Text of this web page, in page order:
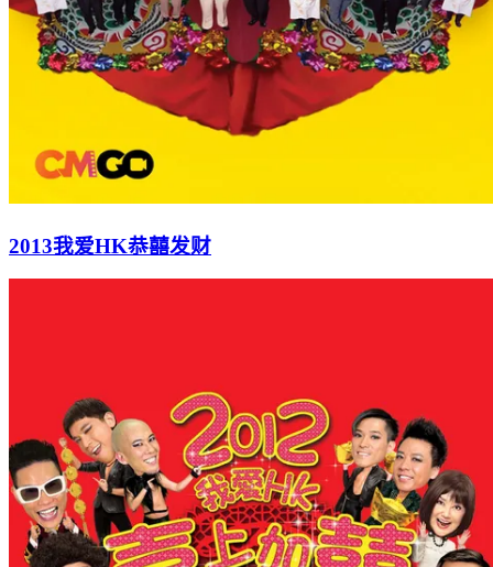
2013我爱HK恭囍发财